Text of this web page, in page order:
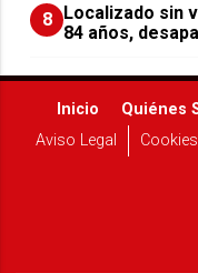
8 Localizado sin
84 años,
Inicio Quiénes
Aviso Legal
Cookies